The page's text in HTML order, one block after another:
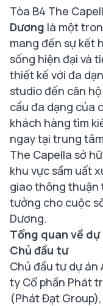
Tòa B4 The
Dương là một
mang đến sự kết
sống hiện đại và
thiết kế với đa
studio đến căn
cầu đa dạng của
khách hàng tìm
ngay tại trung
The Capella sở
khu vực sầm uất
giao thông thuận
tưởng cho cuộc
Dương.
Tổng quan về
Chủ đầu tư
Chủ đầu tư dự án
ty Cổ phần Phát
(Phát Đạt